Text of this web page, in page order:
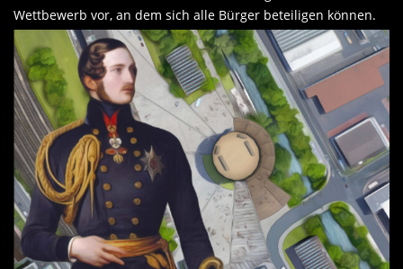
Wettbewerb vor, an dem sich alle Bürger beteiligen können.